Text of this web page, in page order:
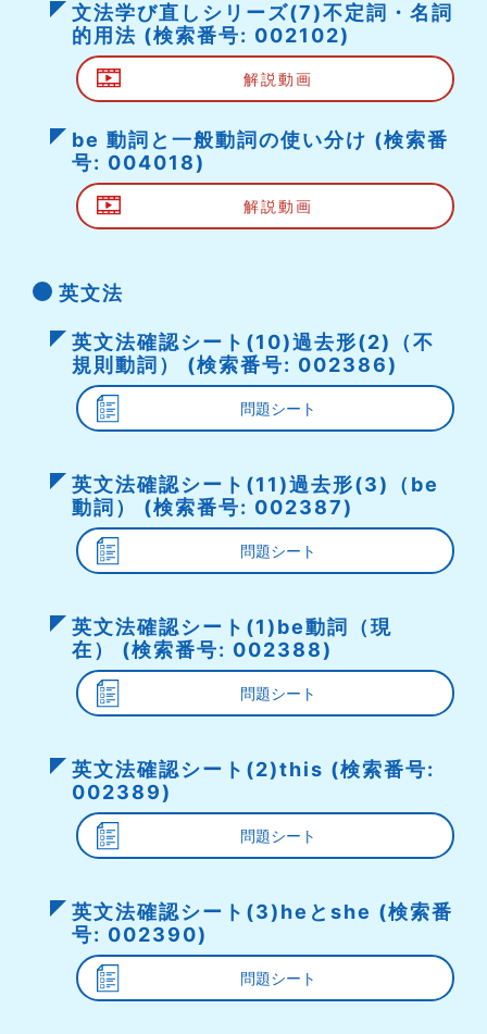
文法学び直しシリーズ(7)不定詞・名詞
的用法 (検索番号: 002102)
解説動画
be 動詞と一般動詞の使い分け (検索番
号: 004018)
解説動画
英文法
英文法確認シート(10)過去形(2)（不
規則動詞） (検索番号: 002386)
問題シート
英文法確認シート(11)過去形(3)（be
動詞） (検索番号: 002387)
問題シート
英文法確認シート(1)be動詞（現
在） (検索番号: 002388)
問題シート
英文法確認シート(2)this (検索番号:
002389)
問題シート
英文法確認シート(3)heとshe (検索番
号: 002390)
問題シート